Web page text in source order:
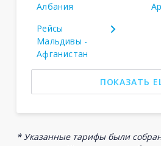
Албания
Рейсы
Мальдивы -
Афганистан
ПОКАЗАТЬ
* Указанные тарифы были